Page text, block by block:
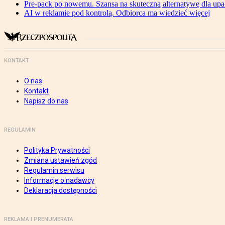
Pre-pack po nowemu. Szansa na skuteczną alternatywę dla
AI w reklamie pod kontrolą. Odbiorca ma wiedzieć więcej
KONTAKT
O nas
Kontakt
Napisz do nas
REGULAMIN
Polityka Prywatności
Zmiana ustawień zgód
Regulamin serwisu
Informacje o nadawcy
Deklaracja dostępności
REKLAMA I PRENUMERATA